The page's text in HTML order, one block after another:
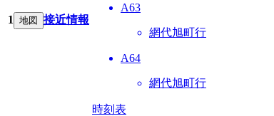
1 地図 接近情報
A63
網代旭町行
A64
網代旭町行
時刻表